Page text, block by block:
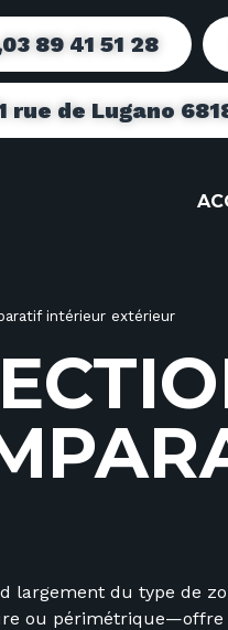
03 89 41 51 28
rue de Lugano
intérieur extérieur
ECTIO
PAR
du type de
ou périmétrique—offre